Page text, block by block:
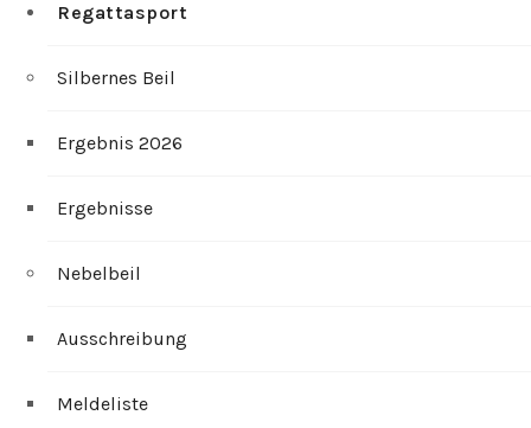
Regattasport
Silbernes Beil
Ergebnis 2026
Ergebnisse
Nebelbeil
Ausschreibung
Meldeliste